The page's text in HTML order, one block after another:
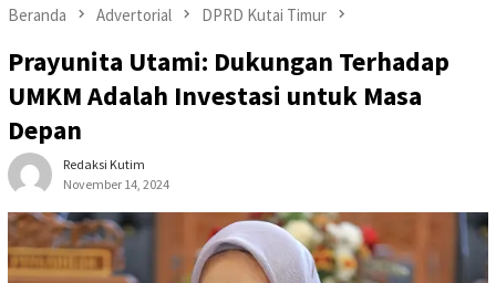
Beranda Advertorial DPRD Kutai Timur
Prayunita Utami: Dukungan Terhadap
UMKM Adalah Investasi untuk Masa
Depan
Redaksi Kutim
November 14, 2024